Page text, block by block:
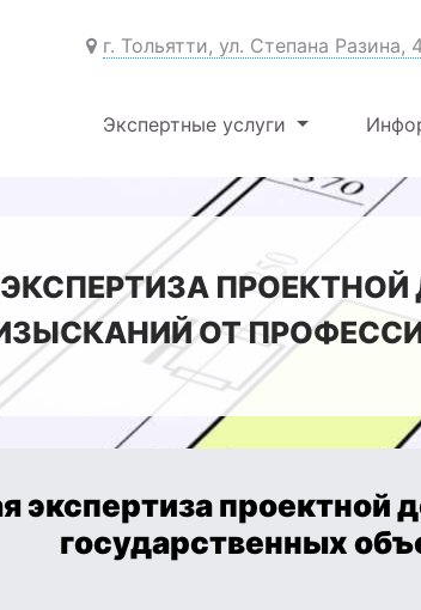
г. Тольятти, ул. Степана Разина,
Экспертные услуги
ОТ
экспертиза проектной
государственных